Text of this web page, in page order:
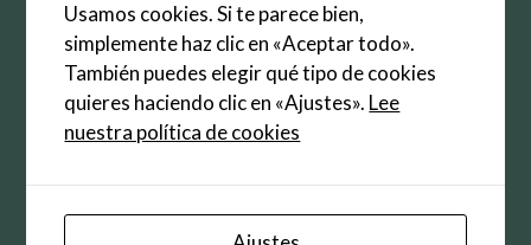
este navegador para la próxima vez que
comente.
Buscar:
Usamos cookies. Si te parece bien,
simplemente haz clic en «Aceptar todo».
También puedes elegir qué tipo de cookies
quieres haciendo clic en «Ajustes». Lee
nuestra política de cookies